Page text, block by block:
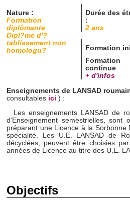
Nature :
Formation
diplômante
Dipl?me d'?
tablissement non
homologu?
Durée des
:
2 ans
Formation
Formation
continue
+ d'infos
Enseignements de LANSAD
consultables ici ) :
Les enseignements LANSAD de
d'Enseignement semestrielles, sont
préparant une Licence à la Sorbonne
spécialité. Les U.E. LANSAD de
décyclées, peuvent être choisies
années de Licence au titre des U.E.
Objectifs